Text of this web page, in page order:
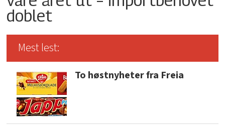
doblet
Mest lest:
To høstnyheter fra Freia